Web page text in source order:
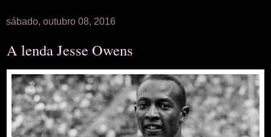
sábado, outubro 08, 2016
A lenda Jesse Owens